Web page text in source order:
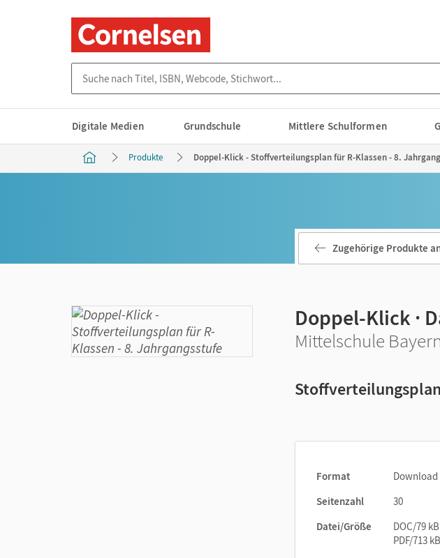
Digitale Medien Grundschule Mittlere Schulformen
Produkte Doppel-Klick - Stoffverteilungsplan für R-Klassen - 8.
Zugehörige Produkte
Doppel-Klick ·
Mittelschule
Format
Download
Seitenzahl
30
Datei/Größe
DOC/79
PDF/713